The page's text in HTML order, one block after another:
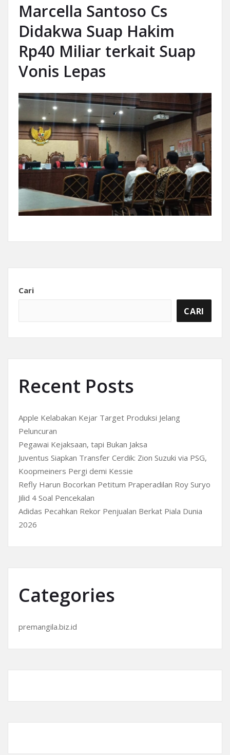
Marcella Santoso Cs
Didakwa Suap Hakim
Rp40 Miliar terkait Suap
Vonis Lepas
Cari
CARI
Recent Posts
Apple Kelabakan Kejar Target Produksi Jelang
Peluncuran
Pegawai Kejaksaan, tapi Bukan Jaksa
Juventus Siapkan Transfer Cerdik: Zion Suzuki via PSG,
Koopmeiners Pergi demi Kessie
Refly Harun Bocorkan Petitum Praperadilan Roy Suryo
Jilid 4 Soal Pencekalan
Adidas Pecahkan Rekor Penjualan Berkat Piala Dunia
2026
Categories
premangila.biz.id